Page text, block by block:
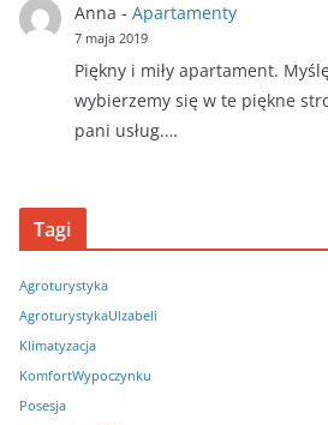
Anna - Apartamenty
7 maja 2019
Piękny i miły apartament.
wybierzemy się w te piękne
pani usług.…
Tagi
Agroturystyka
AgroturystykaUIzabeli
Klimatyzacja
KomfortWypoczynku
Posesja